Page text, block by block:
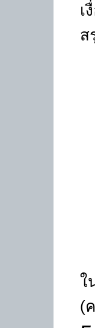
เ
ส
ใ
(